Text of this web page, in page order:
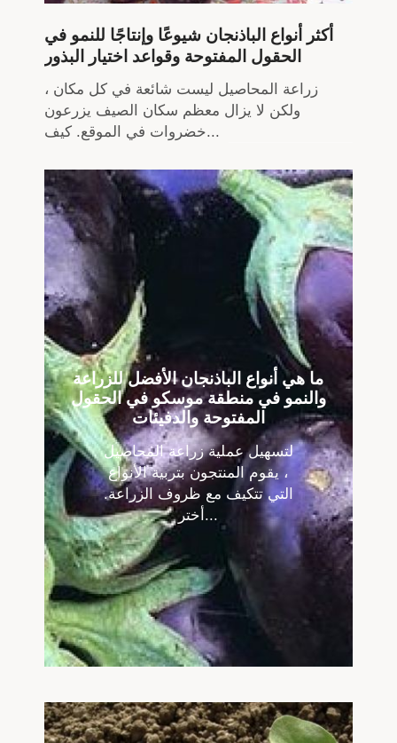
أكثر أنواع الباذنجان شيوعًا وإنتاجًا للنمو في
الحقول المفتوحة وقواعد اختيار البذور
زراعة المحاصيل ليست شائعة في كل مكان ،
ولكن لا يزال معظم سكان الصيف يزرعون
خضروات في الموقع. كيف...
ما هي أنواع الباذنجان الأفضل للزراعة
والنمو في منطقة موسكو في الحقول
المفتوحة والدفيئات
لتسهيل عملية زراعة المحاصيل
، يقوم المنتجون بتربية الأنواع
التي تتكيف مع ظروف الزراعة.
أختر...